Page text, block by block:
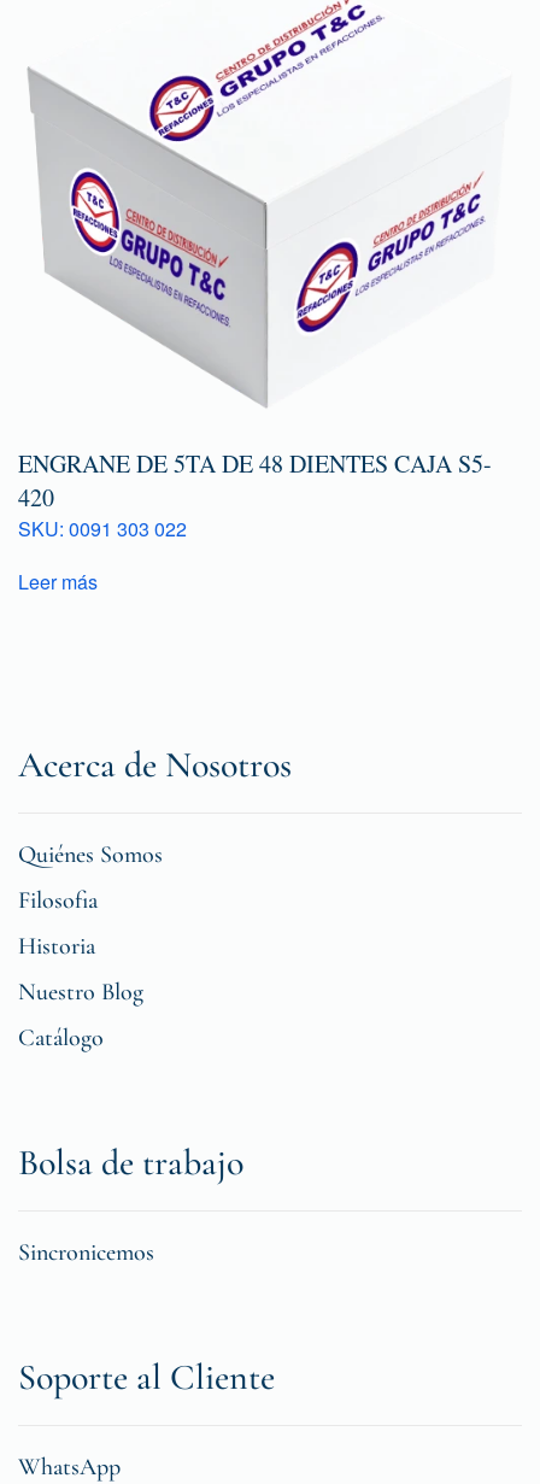
ENGRANE DE 5TA DE 48 DIENTES CAJA S5-
420
SKU: 0091 303 022
Leer más
Acerca de Nosotros
Quiénes Somos
Filosofia
Historia
Nuestro Blog
Catálogo
Bolsa de trabajo
Sincronicemos
Soporte al Cliente
WhatsApp